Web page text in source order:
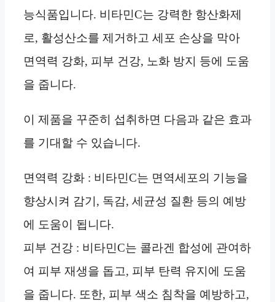
능식품입니다. 비타민C는 강력한 항산화제
로, 활성산소를 제거하고 세포 손상을 막아
면역력 강화, 피부 건강, 노화 방지 등에 도움
을 줍니다.
이 제품을 꾸준히 섭취하면 다음과 같은 효과
를 기대할 수 있습니다.
면역력 강화 : 비타민C는 면역세포의 기능을
향상시켜 감기, 독감, 세균성 질환 등의 예방
에 도움이 됩니다.
피부 건강 : 비타민C는 콜라겐 합성에 관여하
여 피부 재생을 돕고, 피부 탄력 유지에 도움
을 줍니다. 또한, 피부 색소 침착을 예방하고,